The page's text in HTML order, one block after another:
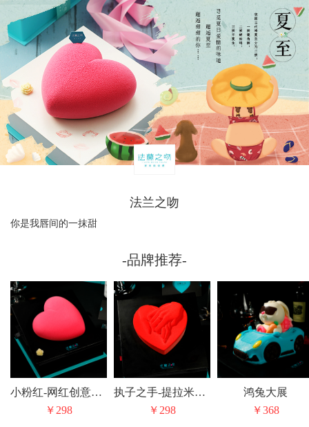
法兰之吻
你是我唇间的一抹甜
-品牌推荐-
小粉红-网红创意巧克力草莓心形生日蛋糕
￥298
执子之手-提拉米苏情人节纪念日生日蛋糕
￥298
鸿兔大展
￥368